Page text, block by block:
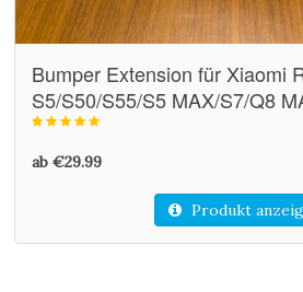
Bumper Extension für Xiaomi
S5/S50/S55/S5 MAX/S7/Q8
ab €29.99
Produkt